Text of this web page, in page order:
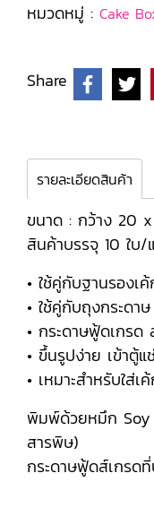
หมวดหมู่ : Cake
Share
รายละเอียดสินค้า
ขนาด : กว้าง 20
สินค้าบรรจุ 10 ใบ/
• ใช้คู่กับฐานรองเ
• ใช้คู่กับถุงกระดา
• กระดาษฟู้ดเกรด
• ขึ้นรูปง่าย เข้าตู้แ
• เหมาะสำหรับใส่
พิมพ์ด้วยหมึก Soy
สารพิษ)
กระดาษฟู้ดส์เกร